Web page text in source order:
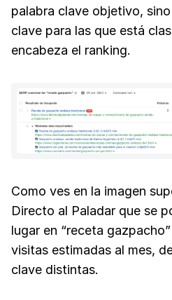
palabra clave objetivo,
clave para las que está
encabeza el ranking.
Como ves en la imagen
Directo al Paladar que se
lugar en “receta
visitas estimadas al mes,
clave distintas.